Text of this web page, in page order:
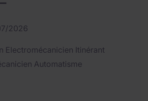
2026
Electromécanicien Itinérant
Automatisme